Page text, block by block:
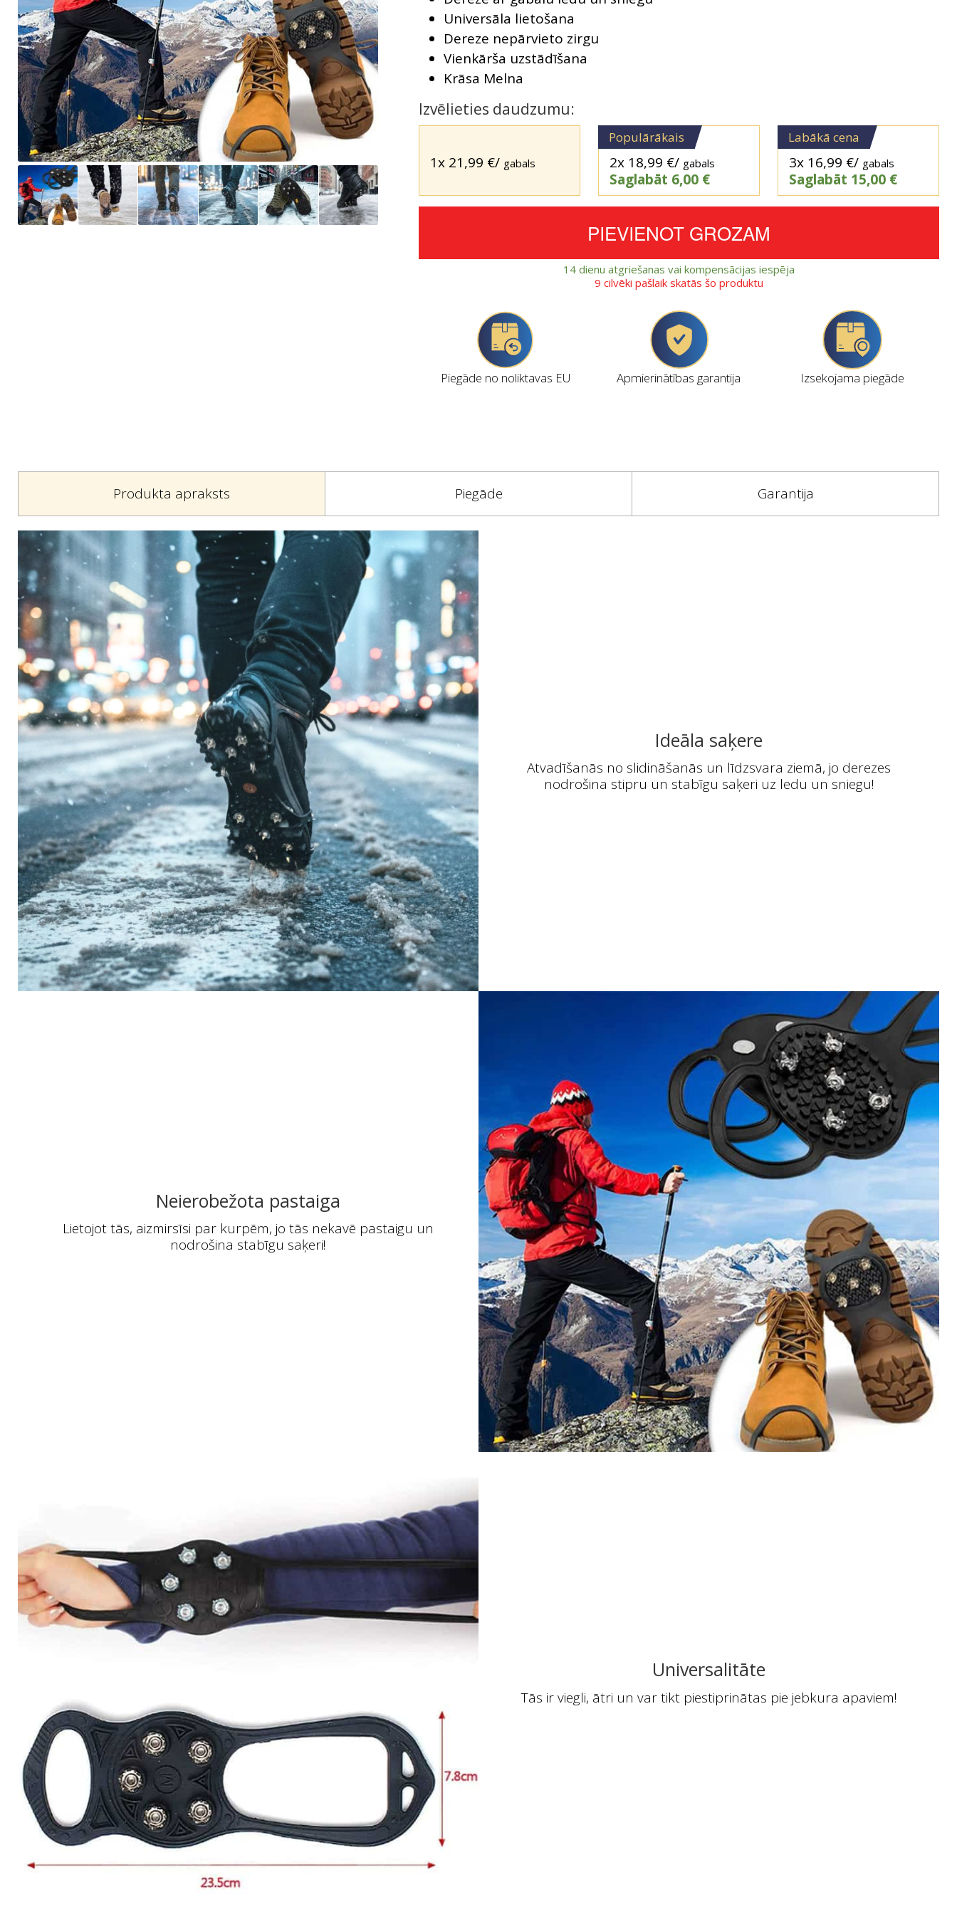
Izvēlieties daudzumu:
1x 21,99 €/ gabals
Populārākais
2x 18,99 €/ gabals
Saglabāt 6,00 €
Labākā cena
3x 16,99 €/ gabals
Saglabāt 15,00 €
PIEVIENOT GROZAM
14 dienu atgriešanas vai kompensācijas iespēja
9 cilvēki pašlaik skatās šo produktu
Universāla lietošana
Dereze nepārvieto zirgu
Vienkārša uzstādīšana
Krāsa Melna
Piegāde no noliktavas EU Apmierinātības garantija Izsekojama piegāde
Produkta apraksts Piegāde Garantija
Ideāla saķere
Atvadīšanās no slidināšanās un līdzsvara ziemā, jo derezes
nodrošina stipru un stabīgu saķeri uz ledu un sniegu!
Neierobežota pastaiga
Lietojot tās, aizmirsīsi par kurpēm, jo tās nekavē pastaigu un
nodrošina stabīgu saķeri!
Universalitāte
Tās ir viegli, ātri un var tikt piestiprinātas pie jebkura apaviem!